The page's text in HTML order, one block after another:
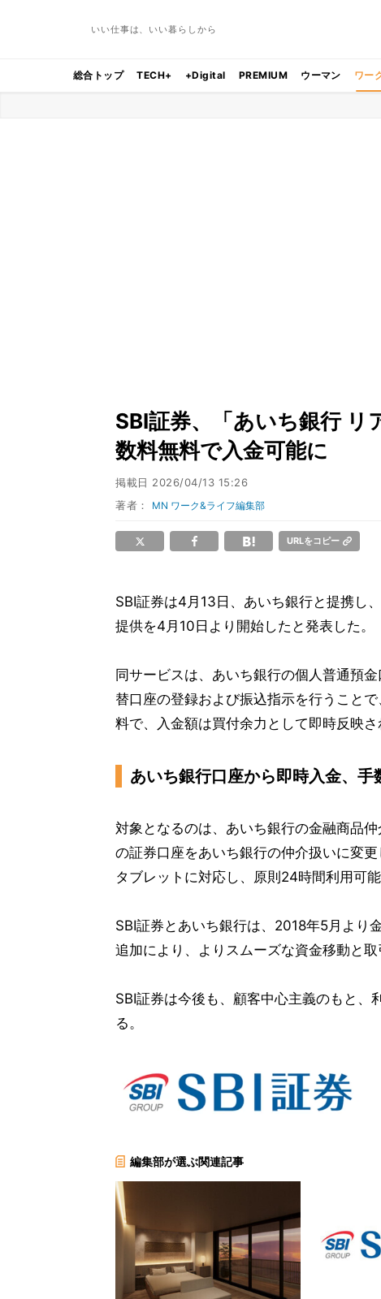
いい仕事は、いい暮らしから
総合トップ TECH+ +Digital PREMIUM ウーマン ワー
SBI証券、「あいち銀行
数料無料で入金可能に
掲載日 2026/04/13 15:26
著者： MN ワーク&ライフ編集部
URLをコピー
SBI証券は4月13日、あいち銀行と提携し
提供を4月10日より開始したと発表した。
同サービスは、あいち銀行の個人普通預
替口座の登録および振込指示を行うこと
料で、入金額は買付余力として即時反映さ
あいち銀行口座から即時入金、
対象となるのは、あいち銀行の金融商品
の証券口座をあいち銀行の仲介扱いに変
タブレットに対応し、原則24時間利用可
SBI証券とあいち銀行は、2018年5月より
追加により、よりスムーズな資金移動と取
SBI証券は今後も、顧客中心主義のもと、
る。
編集部が選ぶ関連記事